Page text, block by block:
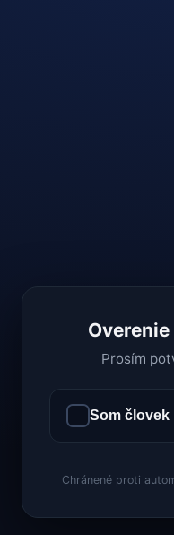
Prosím
Som človek
Chránené proti